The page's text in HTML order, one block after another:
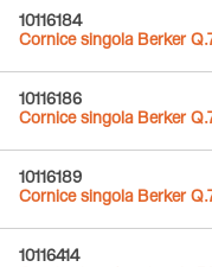
10116184
Cornice singola Berker
10116186
Cornice singola Berker
10116189
Cornice singola Berker
10116414